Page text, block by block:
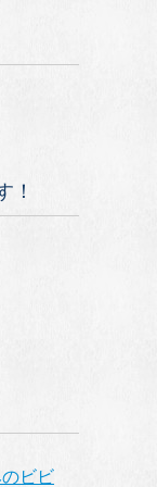
！
ビビ